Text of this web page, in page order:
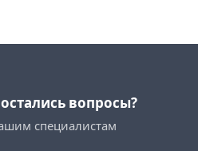
вопросы?
специалистам